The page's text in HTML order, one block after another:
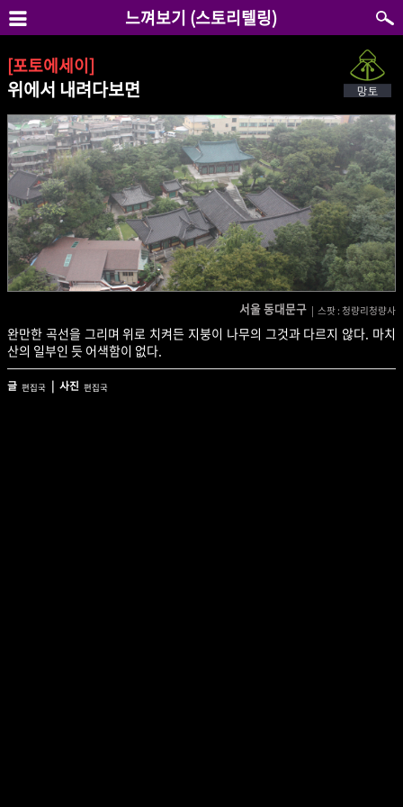
느껴보기 (스토리텔링)
[포토에세이]
위에서 내려다보면
서울 동대문구 | 스팟 : 청량리청량사
완만한 곡선을 그리며 위로 치켜든 지붕이 나무의 그것과 다르지 않다. 마치
산의 일부인 듯 어색함이 없다.
글 편집국 | 사진 편집국